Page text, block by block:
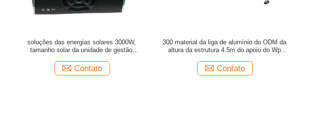
soluções das energias solares 3000W,
tamanho solar da unidade de gestão
Contato
300 material da liga de alumínio do ODM da
altura da estrutura 4.5m do apoio do Wp
Contato